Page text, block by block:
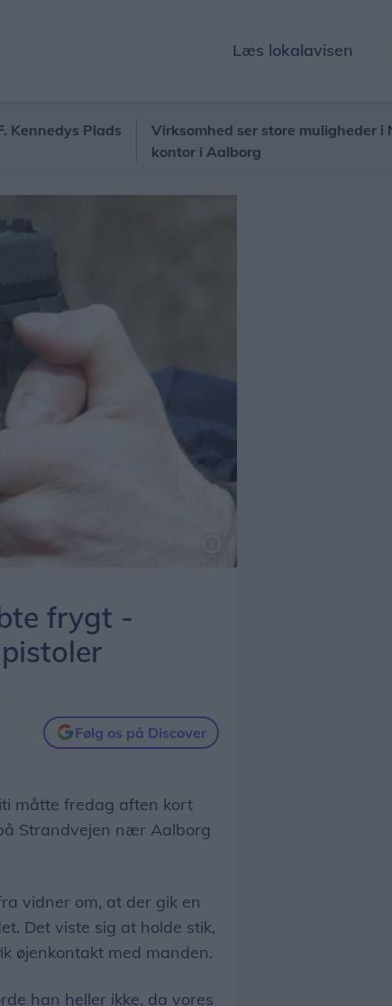
Læs lokalavisen
Plads
Virksomhed ser store muligheder i
kontor i Aalborg
frygt -
Følg os på Discover
måtte fredag aften kort
Strandvejen nær Aalborg
vidner om, at der gik en
Det viste sig at holde stik,
øjenkontakt med manden.
han heller ikke, da vores